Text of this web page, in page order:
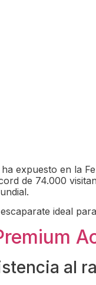
expuesto en la
de 74.000
ideal
al